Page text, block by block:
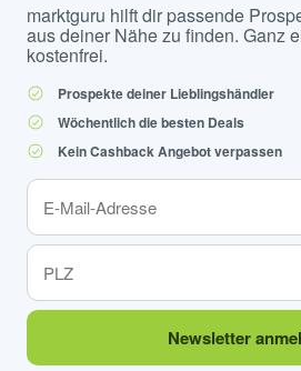
marktguru hilft dir passende
aus deiner Nähe zu finden. Ganz
kostenfrei.
Prospekte deiner Lieblingshändler
Wöchentlich die besten Deals
Kein Cashback Angebot verpassen
Newsletter